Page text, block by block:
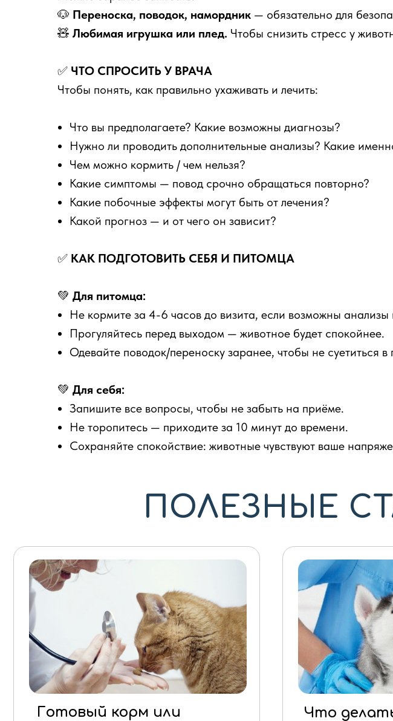
🐶 Переноска, поводок, намордник — обязательно для
🧸 Любимая игрушка или плед. Чтобы снизить стресс у
✅ ЧТО СПРОСИТЬ У ВРАЧА
Чтобы понять, как правильно ухаживать и лечить:
Что вы предполагаете? Какие возможны диагнозы?
Нужно ли проводить дополнительные анализы? Какие
Чем можно кормить / чем нельзя?
Какие симптомы — повод срочно обращаться повторно?
Какие побочные эффекты могут быть от лечения?
Какой прогноз — и от чего он зависит?
✅ КАК ПОДГОТОВИТЬ СЕБЯ И ПИТОМЦА
💚 Для питомца:
Не кормите за 4-6 часов до визита, если возможны
Прогуляйтесь перед выходом — животное будет спокойнее.
Одевайте поводок/переноску заранее, чтобы не суетиться
💚 Для себя:
Запишите все вопросы, чтобы не забыть на приёме.
Не торопитесь — приходите за 10 минут до времени.
Сохраняйте спокойствие: животные чувствуют ваше
ПОЛЕЗНЫЕ
Готовый корм или
Что